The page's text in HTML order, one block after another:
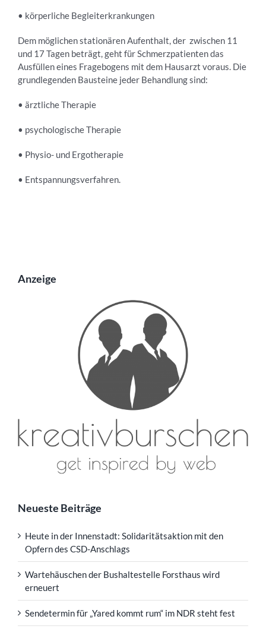
• körperliche Begleiterkrankungen
Dem möglichen stationären Aufenthalt, der zwischen 11
und 17 Tagen beträgt, geht für Schmerzpatienten das
Ausfüllen eines Fragebogens mit dem Hausarzt voraus. Die
grundlegenden Bausteine jeder Behandlung sind:
• ärztliche Therapie
• psychologische Therapie
• Physio- und Ergotherapie
• Entspannungsverfahren.
Anzeige
Neueste Beiträge
Heute in der Innenstadt: Solidaritätsaktion mit den
Opfern des CSD-Anschlags
Wartehäuschen der Bushaltestelle Forsthaus wird
erneuert
Sendetermin für „Yared kommt rum“ im NDR steht fest